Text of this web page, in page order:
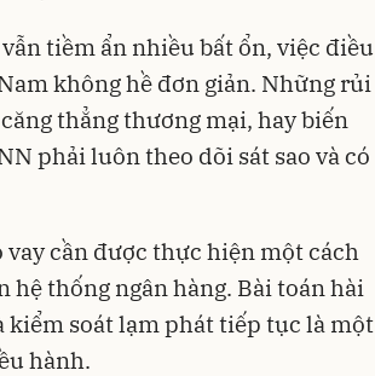
tiềm ẩn nhiều bất ổn, việc điều
không hề đơn giản. Những rủi
thẳng thương mại, hay biến
phải luôn theo dõi sát sao và có
cần được thực hiện một cách
hệ thống ngân hàng. Bài toán hài
kiểm soát lạm phát tiếp tục là một
hành.